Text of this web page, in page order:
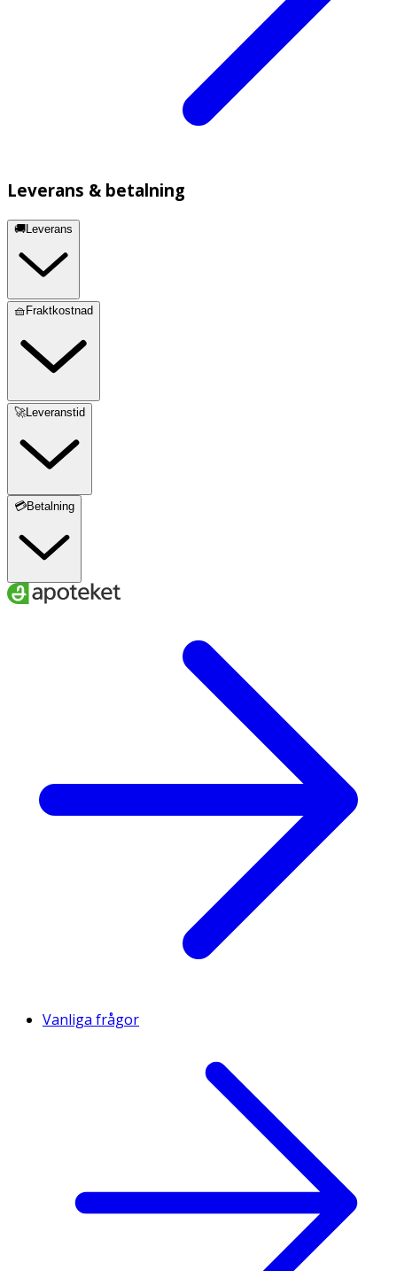
Leverans & betalning
🚚Leverans
🧺Fraktkostnad
🚀Leveranstid
💳Betalning
Vanliga frågor